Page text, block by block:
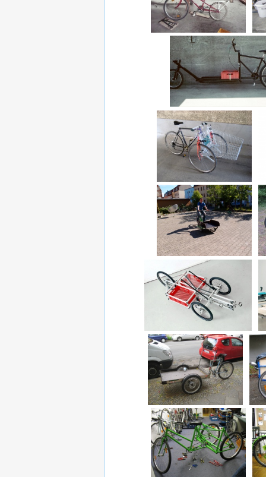
Lasti_aus_Hamburg
Einkaufswagen-
Lastenrad
XYZ-Spaceframe-Vehicles